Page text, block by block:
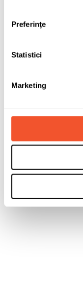
Preferinţe
Statistici
Marketing